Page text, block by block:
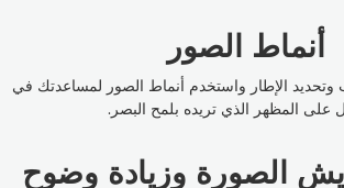
أنماط الصور
وتحديد الإطار واستخدم أنماط الصور لمساعدتك في
على المظهر الذي تريده بلمح البصر.
الصورة وزيادة وضوح